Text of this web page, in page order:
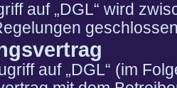
auf „DGL“ wird
auf „DGL“ (im